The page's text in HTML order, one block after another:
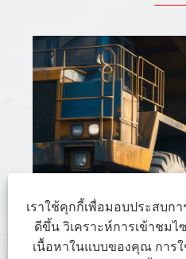

เราใช้คุกกี้เพื่อมอบประสบก
ดีขึ้น วิเคราะห์การเข้าชมไ
เนื้อหาในแบบของคุณ การ